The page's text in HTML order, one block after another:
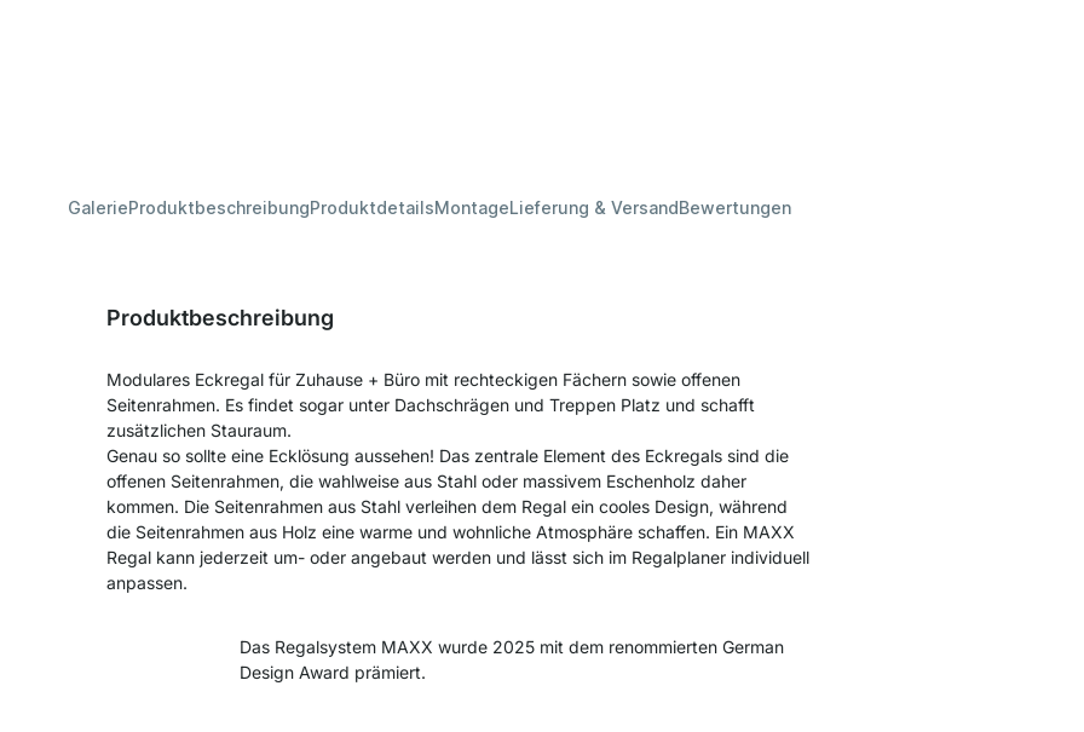
GalerieProduktbeschreibungProduktdetailsMontageLieferung & VersandBewertungen
Produktbeschreibung
Modulares Eckregal für Zuhause + Büro mit rechteckigen Fächern sowie offenen
Seitenrahmen. Es findet sogar unter Dachschrägen und Treppen Platz und schafft
zusätzlichen Stauraum.
Genau so sollte eine Ecklösung aussehen! Das zentrale Element des Eckregals sind die
offenen Seitenrahmen, die wahlweise aus Stahl oder massivem Eschenholz daher
kommen. Die Seitenrahmen aus Stahl verleihen dem Regal ein cooles Design, während
die Seitenrahmen aus Holz eine warme und wohnliche Atmosphäre schaffen. Ein MAXX
Regal kann jederzeit um- oder angebaut werden und lässt sich im Regalplaner individuell
anpassen.
Das Regalsystem MAXX wurde 2025 mit dem renommierten German
Design Award prämiert.